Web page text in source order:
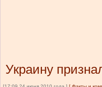
Украину